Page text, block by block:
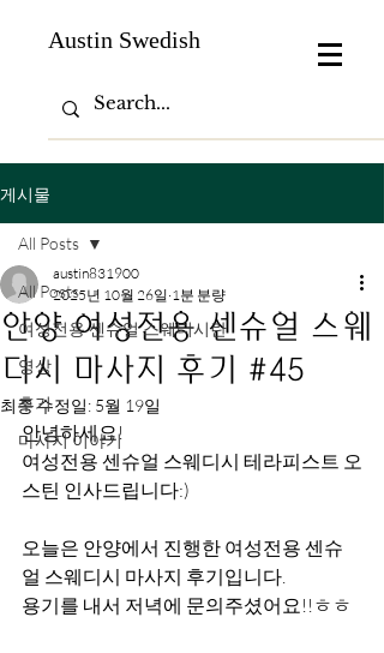
Austin Swedish
게시물
All Posts
여성전용 센슈얼 스웨디시란
영상
후기
마사지 이야기
All Posts
안양 여성전용 센슈얼 스웨
디시 마사지 후기 #45
austin831900
2025년 10월 26일 1분 분량
최종 수정일: 5월 19일
안녕하세요!
여성전용 센슈얼 스웨디시 테라피스트 오
스틴 인사드립니다:)
오늘은 안양에서 진행한 여성전용 센슈
얼 스웨디시 마사지 후기입니다.
용기를 내서 저녁에 문의주셨어요!!ㅎㅎ